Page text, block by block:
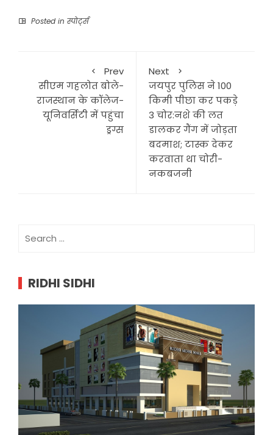
Posted in स्पोर्ट्स
Prev
सीएम गहलोत बोले-
राजस्थान के कॉलेज-
यूनिवर्सिटी में पहुंचा
ड्रग्स
Next
जयपुर पुलिस ने 100
किमी पीछा कर पकड़े
3 चोर:नशे की लत
डालकर गैंग में जोड़ता
बदमाश; टास्क देकर
करवाता था चोरी-
नकबजनी
for:
RIDHI SIDHI